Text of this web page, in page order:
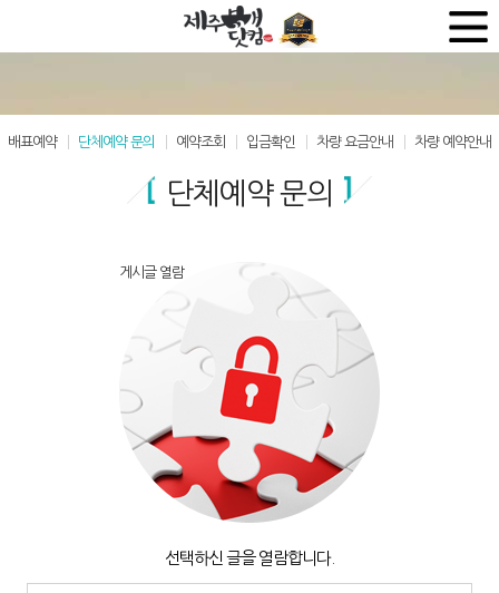
배표예약 단체예약 문의 예약조회 입금확인 차량 요금안내 차량 예약안내
단체예약 문의
게시글 열람
선택하신 글을 열람합니다.